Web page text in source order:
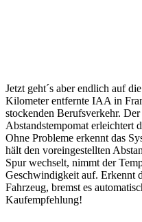
Jetzt geht´s aber endlich auf
Kilometer entfernte IAA in
stockenden Berufsverkehr.
Abstandstempomat erleichtert
Ohne Probleme erkennt das
hält den voreingestellten
Spur wechselt, nimmt der
Geschwindigkeit auf. Erkennt
Fahrzeug, bremst es
Kaufempfehlung!